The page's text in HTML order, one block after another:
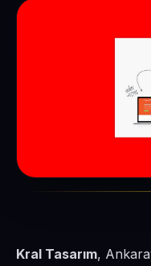
Kral Tasarım,